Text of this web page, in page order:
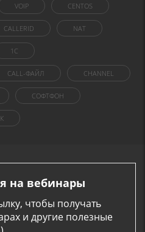
VOIP CENTOS
CALLERID NAT
1C
CALL-ФАЙЛ CHANNEL
СОФТФОН
на вебинары
чтобы получать
и другие полезные